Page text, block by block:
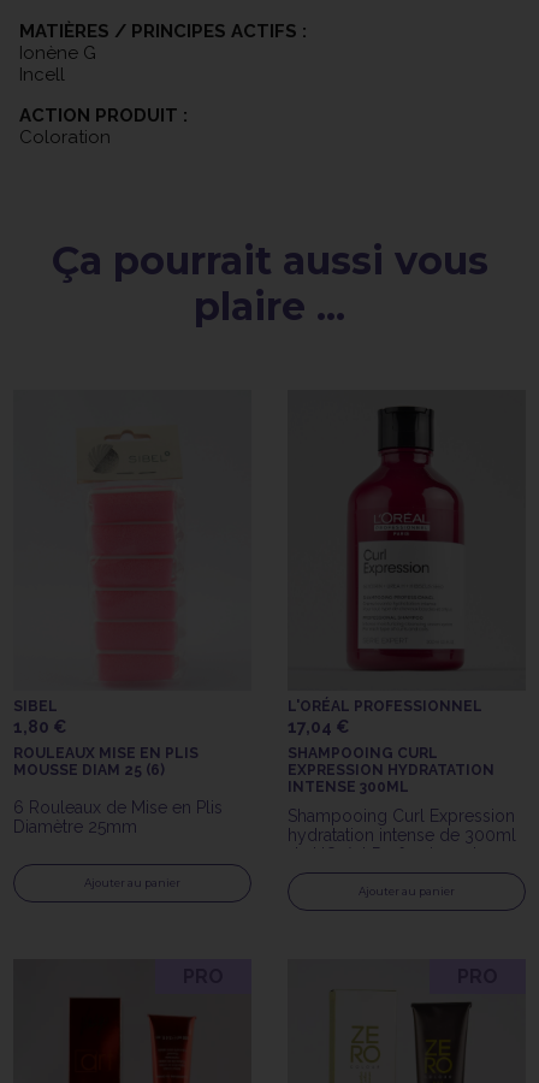
MATIÈRES / PRINCIPES ACTIFS :
Ionène G
Incell
ACTION PRODUIT :
Coloration
Ça pourrait aussi vous
plaire ...
SIBEL
1,80 €
ROULEAUX MISE EN PLIS
MOUSSE DIAM 25 (6)
6 Rouleaux de Mise en Plis
Diamètre 25mm
Ajouter au panier
L'ORÉAL PROFESSIONNEL
17,04 €
SHAMPOOING CURL
EXPRESSION HYDRATATION
INTENSE 300ML
Shampooing Curl Expression
hydratation intense de 300ml
de L'Oréal Professionnel pour
les cheveux bouclés ou
crépus
Ajouter au panier